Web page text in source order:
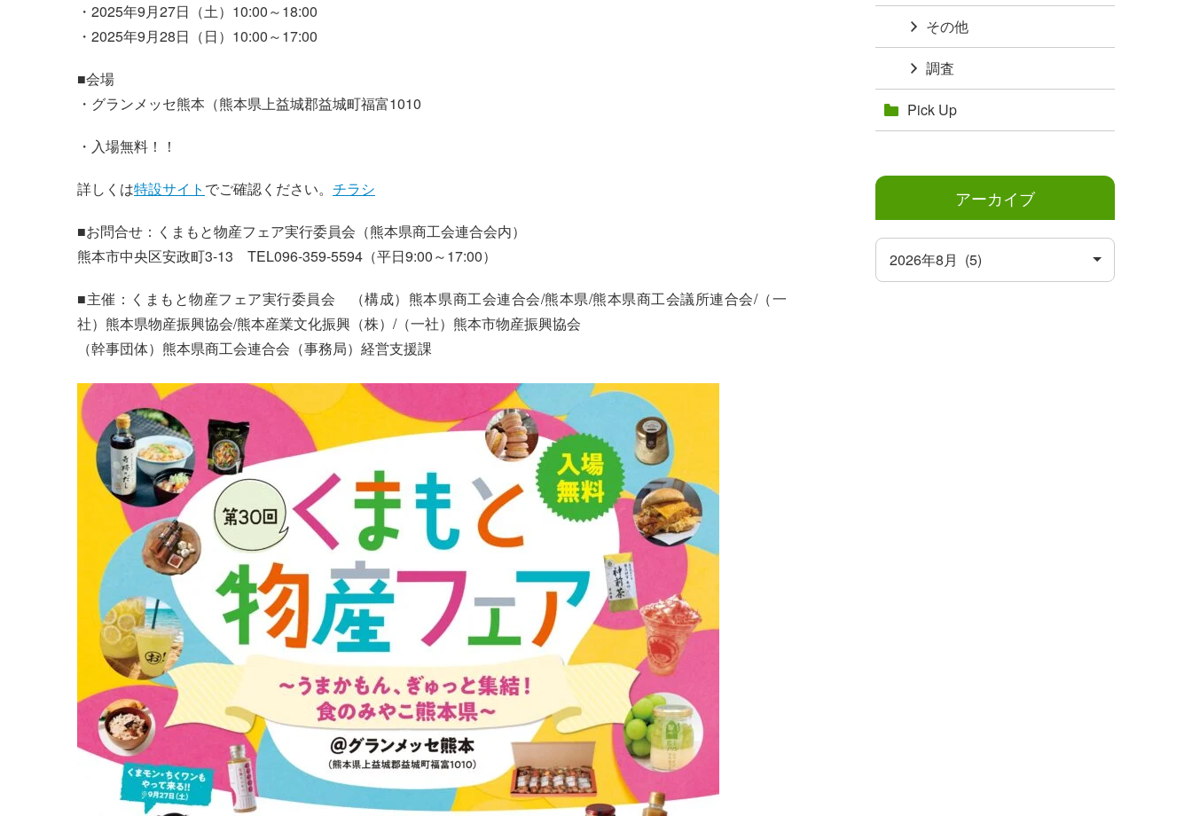
・2025年9月27日（土）10:00～18:00
・2025年9月28日（日）10:00～17:00
■会場
・グランメッセ熊本（熊本県上益城郡益城町福富1010
・入場無料！！
詳しくは特設サイト でご確認ください。 チラシ
■お問合せ：くまもと物産フェア実行委員会（熊本県商工会連合会内）
熊本市中央区安政町3-13 TEL096-359-5594（平日9:00～17:00）
■主催：くまもと物産フェア実行委員会 （構成）熊本県商工会連合会/熊本県/熊本県商工会議所連合会/（一
社）熊本県物産振興協会/熊本産業文化振興（株）/（一社）熊本市物産振興協会
（幹事団体）熊本県商工会連合会（事務局）経営支援課
その他
調査
Pick Up
アーカイブ